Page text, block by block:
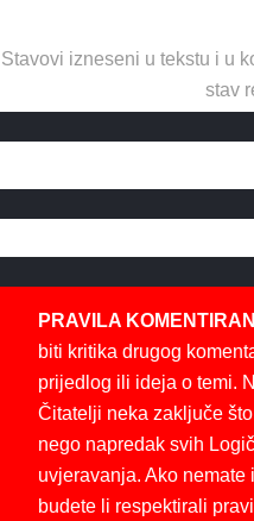
Stavovi izneseni u tekstu i u
stav
PRAVILA
biti kritika drugog
prijedlog ili ideja o temi.
Čitatelji neka zaključe
nego napredak svih
uvjeravanja. Ako
budete li respektirali